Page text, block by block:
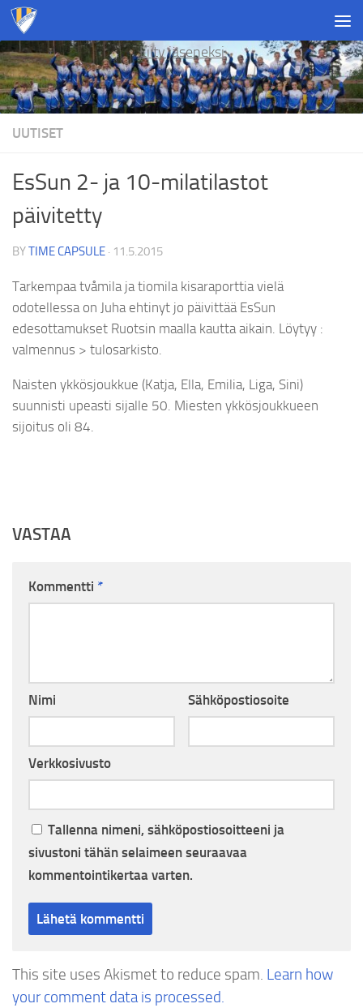
Skip to content
Liity jäseneksi
UUTISET
EsSun 2- ja 10-milatilastot
päivitetty
BYTIME CAPSULE · 11.5.2015
Tarkempaa tvåmila ja tiomila kisaraporttia vielä
odotellessa on Juha ehtinyt jo päivittää EsSun
edesottamukset Ruotsin maalla kautta aikain. Löytyy :
valmennus > tulosarkisto.
Naisten ykkösjoukkue (Katja, Ella, Emilia, Liga, Sini)
suunnisti upeasti sijalle 50. Miesten ykkösjoukkueen
sijoitus oli 84.
VASTAA
Kommentti *
Nimi Sähköpostiosoite
Verkkosivusto
Tallenna nimeni, sähköpostiosoitteeni ja
sivustoni tähän selaimeen seuraavaa
kommentointikertaa varten.
This site uses Akismet to reduce spam. Learn how
your comment data is processed.